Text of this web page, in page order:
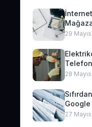
29
28
Geliri
27